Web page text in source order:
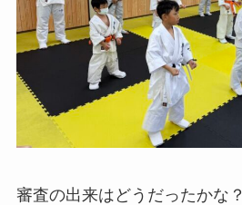
審査の出来はどうだったかな？